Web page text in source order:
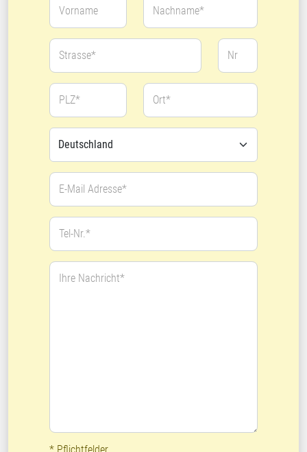
Vorname Nachname*
Strasse* Nr
PLZ* Ort*
E-Mail Adresse*
Tel-Nr.*
Ihre Nachricht*